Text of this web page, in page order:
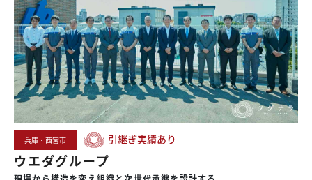
兵庫・西宮市 引継ぎ実績あり
ウエダグループ